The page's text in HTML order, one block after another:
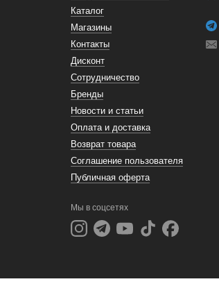
Каталог
Магазины
Контакты
Дисконт
Сотрудничество
Бренды
Новости и статьи
Оплата и доставка
Возврат товара
Соглашение пользователя
Публичная оферта
Мы в соцсетях